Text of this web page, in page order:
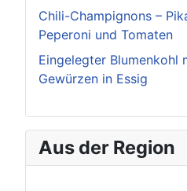
Chili-Champignons –
Peperoni und Tomaten
Eingelegter Blumenkohl
Gewürzen in Essig
Aus der Region